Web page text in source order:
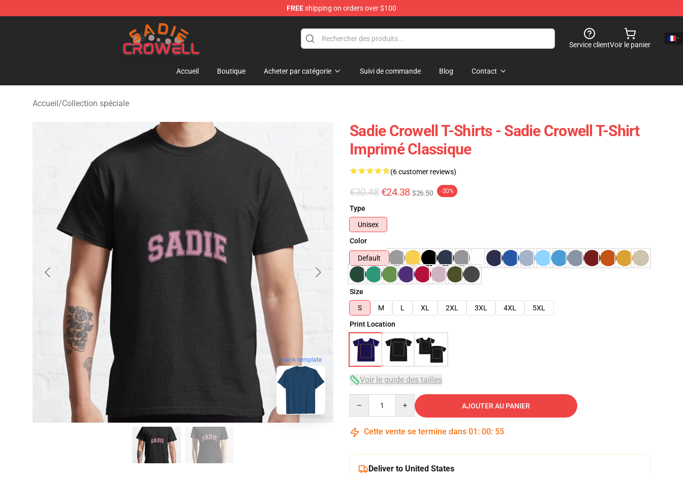
FREEshipping on orders over $100
Sadie Crowell Store - Official Sadie Crowell Merchandise Shop
Service clientVoir le panier
Accueil Boutique Acheter par catégorie Suivi de commande Blog Contact
Accueil/Collection spéciale
blank template
Sadie Crowell T-Shirts - Sadie Crowell T-Shirt
Imprimé Classique
(6 customer reviews)
€30.48 €24.38 $26.50 -20%
Type
Unisex
Color
Default
Size
S
M L XL 2XL 3XL 4XL
5XL
Print Location
Voir le guide des tailles
AJOUTER AU PANIER
Cette vente se termine dans 01 : 00: 54
Deliver to United States